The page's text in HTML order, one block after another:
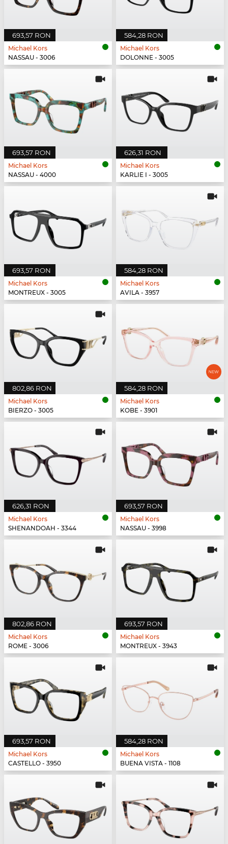
693,57 RON
Michael Kors
NASSAU - 3006
584,28 RON
Michael Kors
DOLONNE - 3005
693,57 RON
Michael Kors
NASSAU - 4000
626,31 RON
Michael Kors
KARLIE I - 3005
693,57 RON
Michael Kors
MONTREUX - 3005
584,28 RON
Michael Kors
AVILA - 3957
802,86 RON
Michael Kors
BIERZO - 3005
584,28 RON
Michael Kors
KOBE - 3901
626,31 RON
Michael Kors
SHENANDOAH - 3344
693,57 RON
Michael Kors
NASSAU - 3998
802,86 RON
Michael Kors
ROME - 3006
693,57 RON
Michael Kors
MONTREUX - 3943
693,57 RON
Michael Kors
CASTELLO - 3950
584,28 RON
Michael Kors
BUENA VISTA - 1108